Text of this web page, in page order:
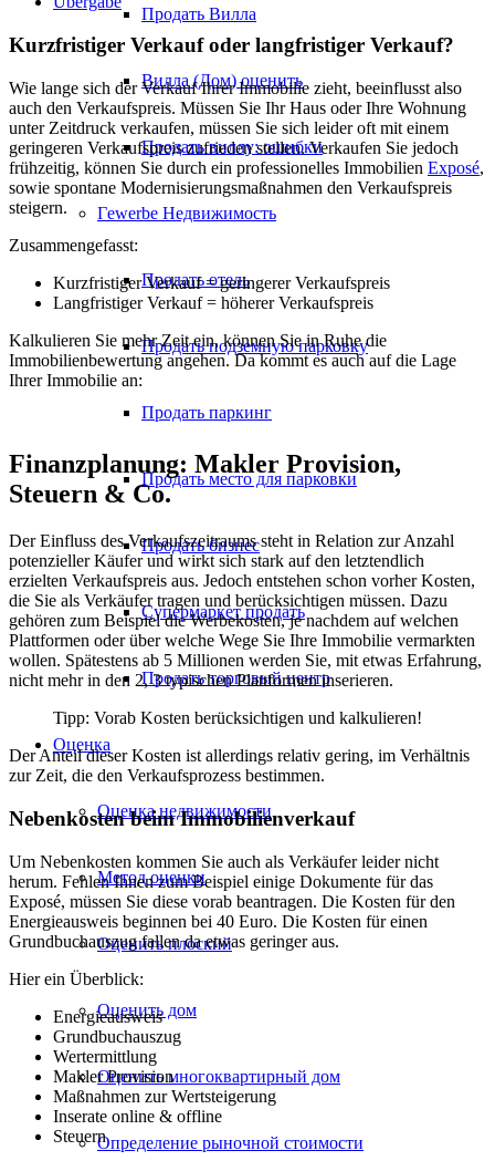
Продать Вилла
Вилла (Дом) оценить
Продать виллу: ошибки
Гewerbe Недвижимость
Продать отель
Продать подземную парковку
Продать паркинг
Продать место для парковки
Продать бизнес
Супермаркет продать
Продать торговый центр
Оценка
Оценка недвижимости
Метод оценки
Оценить плоский
Оценить дом
Оценить многоквартирный дом
Определение рыночной стоимости
Kurzfristiger Verkauf oder langfristiger Verkauf?
Wie lange sich der Verkauf Ihrer Immobilie zieht, beeinflusst also
auch den Verkaufspreis. Müssen Sie Ihr Haus oder Ihre Wohnung
unter Zeitdruck verkaufen, müssen Sie sich leider oft mit einem
geringeren Verkaufspreis zufrieden stellen. Verkaufen Sie jedoch
frühzeitig, können Sie durch ein professionelles Immobilien Exposé,
sowie spontane Modernisierungsmaßnahmen den Verkaufspreis
steigern.
Zusammengefasst:
Kurzfristiger Verkauf = geringerer Verkaufspreis
Langfristiger Verkauf = höherer Verkaufspreis
Kalkulieren Sie mehr Zeit ein, können Sie in Ruhe die
Immobilienbewertung angehen. Da kommt es auch auf die Lage
Ihrer Immobilie an:
Finanzplanung: Makler Provision,
Steuern & Co.
Der Einfluss des Verkaufszeitraums steht in Relation zur Anzahl
potenzieller Käufer und wirkt sich stark auf den letztendlich
erzielten Verkaufspreis aus. Jedoch entstehen schon vorher Kosten,
die Sie als Verkäufer tragen und berücksichtigen müssen. Dazu
gehören zum Beispiel die Werbekosten, je nachdem auf welchen
Plattformen oder über welche Wege Sie Ihre Immobilie vermarkten
wollen. Spätestens ab 5 Millionen werden Sie, mit etwas Erfahrung,
nicht mehr in den 2, 3 typischen Plattformen inserieren.
Tipp: Vorab Kosten berücksichtigen und kalkulieren!
Der Anteil dieser Kosten ist allerdings relativ gering, im Verhältnis
zur Zeit, die den Verkaufsprozess bestimmen.
Nebenkosten beim Immobilienverkauf
Um Nebenkosten kommen Sie auch als Verkäufer leider nicht
herum. Fehlen Ihnen zum Beispiel einige Dokumente für das
Exposé, müssen Sie diese vorab beantragen. Die Kosten für den
Energieausweis beginnen bei 40 Euro. Die Kosten für einen
Grundbuchauszug fallen da etwas geringer aus.
Hier ein Überblick:
Energieausweis
Grundbuchauszug
Wertermittlung
Makler Provision
Maßnahmen zur Wertsteigerung
Inserate online & offline
Steuern